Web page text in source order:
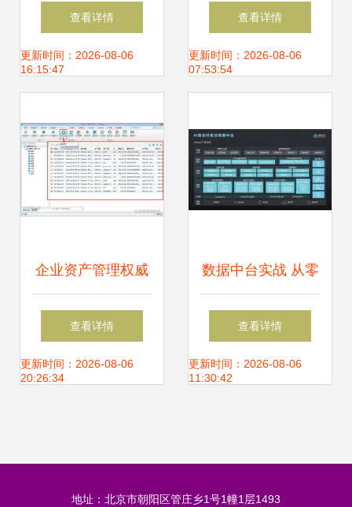
行政事业单位为何
需要固定资产信息
查看详情
更新时间：2026-08-06
16:15:47
资产管理 理念重塑
与技术赋能
查看详情
更新时间：2026-08-06
07:53:54
企业资产管理权威
指南 定义、核心与
实施路径
查看详情
更新时间：2026-08-06
20:26:34
数据中台实战 从零
到一搭建企业数据
资产管理平台
查看详情
更新时间：2026-08-06
11:30:42
地址：北京市朝阳区管庄乡1号1幢1层1493